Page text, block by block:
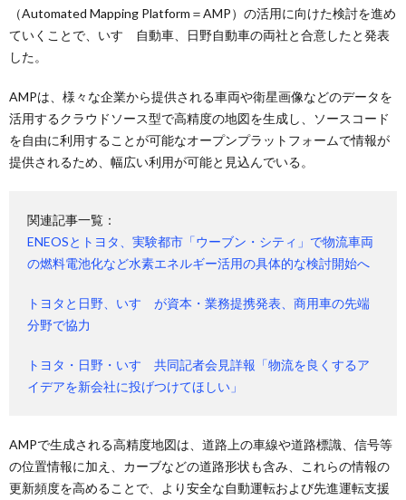
（Automated Mapping Platform＝AMP）の活用に向けた検討を進め
ていくことで、いすゞ自動車、日野自動車の両社と合意したと発表
した。
AMPは、様々な企業から提供される車両や衛星画像などのデータを
活用するクラウドソース型で高精度の地図を生成し、ソースコード
を自由に利用することが可能なオープンプラットフォームで情報が
提供されるため、幅広い利用が可能と見込んでいる。
関連記事一覧：
ENEOSとトヨタ、実験都市「ウーブン・シティ」で物流車両
の燃料電池化など水素エネルギー活用の具体的な検討開始へ
トヨタと日野、いすゞが資本・業務提携発表、商用車の先端
分野で協力
トヨタ・日野・いすゞ共同記者会見詳報「物流を良くするア
イデアを新会社に投げつけてほしい」
AMPで生成される高精度地図は、道路上の車線や道路標識、信号等
の位置情報に加え、カーブなどの道路形状も含み、これらの情報の
更新頻度を高めることで、より安全な自動運転および先進運転支援